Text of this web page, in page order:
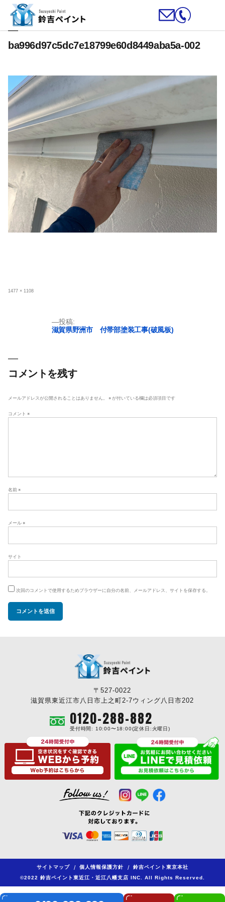
ba996d97c5dc7e18799e60d8449aba5a-002
フ
1477 × 1108
ビ
シ
ン
投稿:
滋賀県野洲市 付帯部塗装工事(破風板)
コメントを残す
メールアドレスが公開されることはありません。 ※ が付いている欄は必須項目です
コメント ※
名前 ※
メール ※
サイト
次回のコメントで使用するためブラウザーに自分の名前、メールアドレス、サイトを保存する。
〒527-0022
滋賀県東近江市八日市上之町2-7ウィング八日市202
0120-288-882
受付時間: 10:00〜18:00(定休日:火曜日)
サイトマップ / 個人情報保護方針 /
鈴吉ペイント東京本社
©2022 鈴吉ペイント東近江・近江八幡支店 INC. All Rights Reserved.